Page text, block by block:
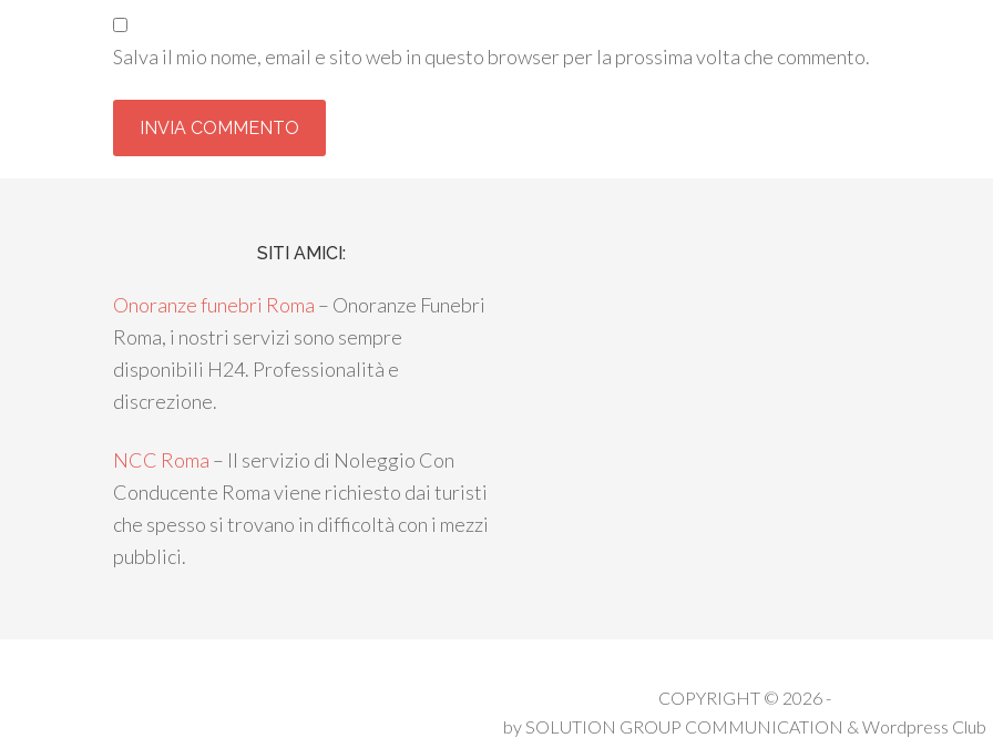
Salva il mio nome, email e sito web in questo browser per la prossima volta che commento.
SITI AMICI:
Onoranze funebri Roma – Onoranze Funebri
Roma, i nostri servizi sono sempre
disponibili H24. Professionalità e
discrezione.
NCC Roma – Il servizio di Noleggio Con
Conducente Roma viene richiesto dai turisti
che spesso si trovano in difficoltà con i mezzi
pubblici.
COPYRIGHT © 2026 -
bySOLUTION GROUP COMMUNICATION & Wordpress Club